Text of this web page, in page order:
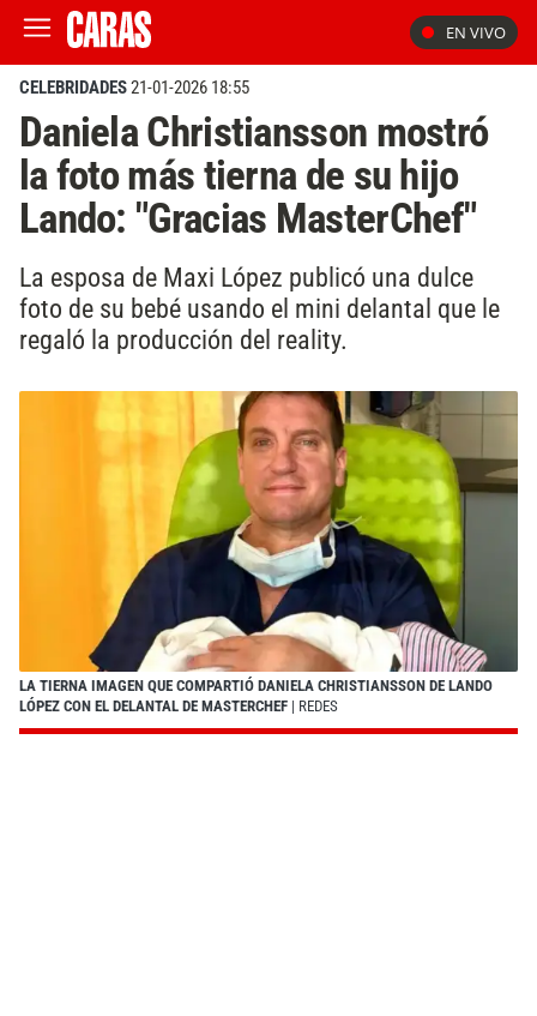
EN VIVO
CELEBRIDADES21-01-2026 18:55
Daniela Christiansson mostró
la foto más tierna de su hijo
Lando: "Gracias MasterChef"
La esposa de Maxi López publicó una dulce
foto de su bebé usando el mini delantal que le
regaló la producción del reality.
LA TIERNA IMAGEN QUE COMPARTIÓ DANIELA CHRISTIANSSON DE LANDO
LÓPEZ CON EL DELANTAL DE MASTERCHEF | REDES